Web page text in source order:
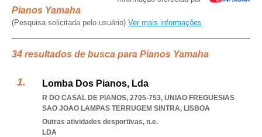
Pianos Yamaha
(Pesquisa solicitada pelo usuário) Ver mais informações
34 resultados de busca para Pianos Yamaha
Lomba Dos Pianos, Lda
R DO CASAL DE PIANOS, 2705-753, UNIAO FREGUESIAS
SAO JOAO LAMPAS TERRUGEM SINTRA, LISBOA
Outras atividades desportivas, n.e.
LDA